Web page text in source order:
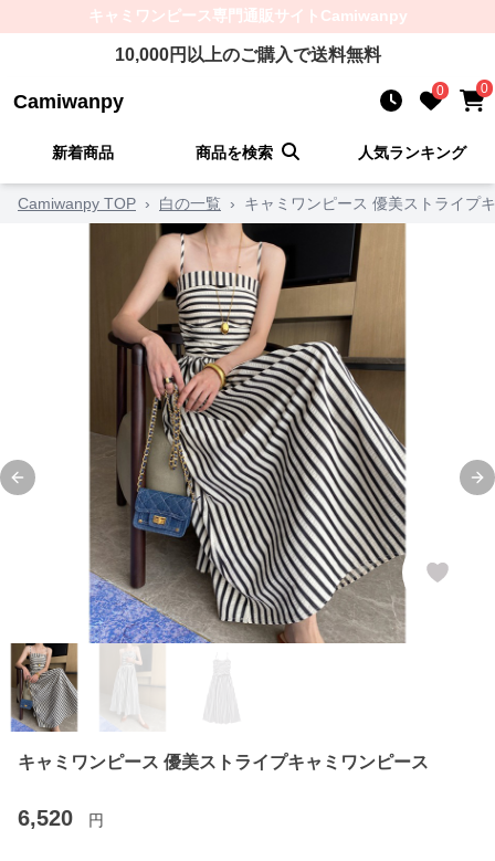
キャミワンピース専門通販サイト Camiwanpy
10,000円以上のご購入で送料無料
Camiwanpy 0 0
新着商品 商品を検索 人気ランキング
Camiwanpy TOP › 白の一覧 › キャミワンピース 優美ストライプ
Previous slide
キャミワンピース 優美ストライプキャミワンピース
6,520 円